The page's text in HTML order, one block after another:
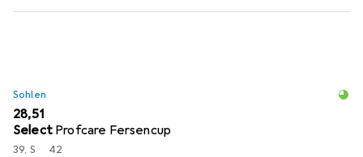
Sohlen
EUR
28,51
Select Profcare Fersencup
39, S 42